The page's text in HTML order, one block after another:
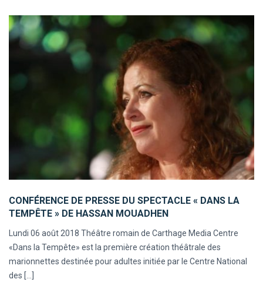
CONFÉRENCE DE PRESSE DU SPECTACLE « DANS LA
TEMPÊTE » DE HASSAN MOUADHEN
Lundi 06 août 2018 Théâtre romain de Carthage Media Centre
«Dans la Tempête» est la première création théâtrale des
marionnettes destinée pour adultes initiée par le Centre National
des [...]